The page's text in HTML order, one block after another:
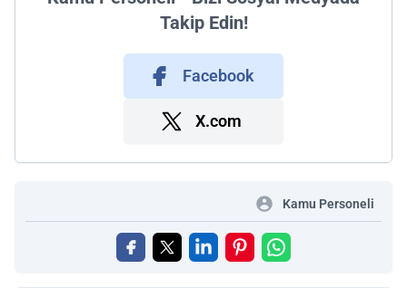
Takip Edin!
Facebook
X.com
Kamu Personeli